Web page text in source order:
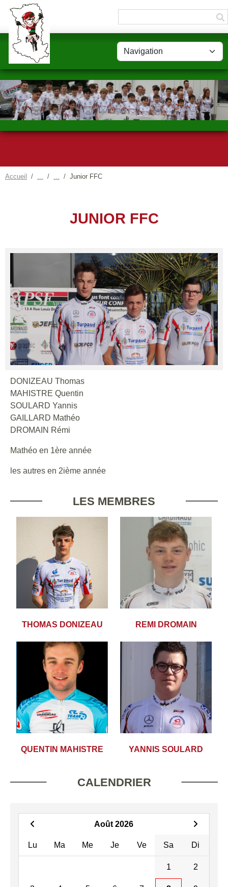
Accueil Junior FFC
JUNIOR FFC
DONIZEAU Thomas
MAHISTRE Quentin
SOULARD Yannis
GAILLARD Mathéo
DROMAIN Rémi
Mathéo en 1ère année
les autres en 2ième année
LES MEMBRES
THOMAS DONIZEAU REMI DROMAIN
QUENTIN MAHISTRE YANNIS SOULARD
CALENDRIER
Août 2026
Lu Ma Me Je Ve Sa Di
1 2
Panneau de gestion des cookies